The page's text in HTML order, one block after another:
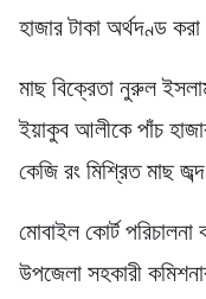
হাজার টাকা অর্থদণ্ড
মাছ বিক্রেতা নুরুল
ইয়াকুব আলীকে পাঁচ
কেজি রং মিশ্রিত মাছ
মোবাইল কোর্ট পরিচালনা
উপজেলা সহকারী